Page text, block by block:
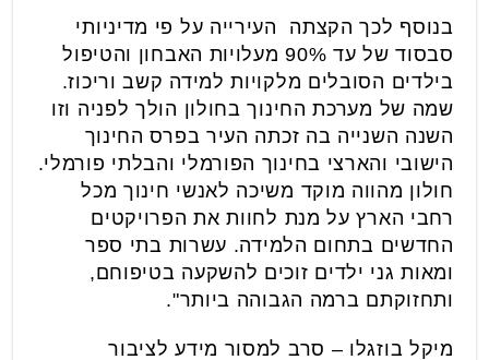
בנוסף לכך הקצתה העירייה על פי מדיניותי
סבסוד של עד 90% מעלויות האבחון והטיפול
בילדים הסובלים מלקויות למידה קשב וריכוז.
שמה של מערכת החינוך בחולון הולך לפניה וזו
השנה השנייה בה זכתה העיר בפרס החינוך
הישובי והארצי בחינוך הפורמלי והבלתי פורמלי.
חולון מהווה מוקד משיכה לאנשי חינוך מכל
רחבי הארץ על מנת לחוות את הפרויקטים
החדשים בתחום הלמידה. עשרות בתי ספר
ומאות גני ילדים זוכים להשקעה בטיפוחם,
ותחזוקתם ברמה הגבוהה ביותר".
מיקל בוזגלו – סרב למסור מידע לציבור